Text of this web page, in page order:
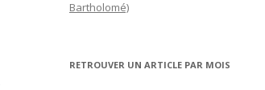
Bartholomé)
RETROUVER UN ARTICLE PAR MOIS